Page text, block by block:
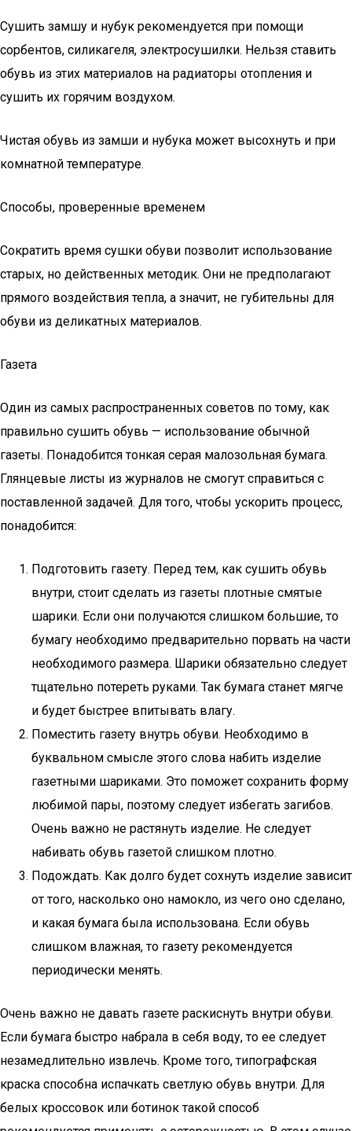
Сушить замшу и нубук рекомендуется при помощи
сорбентов, силикагеля, электросушилки. Нельзя ставить
обувь из этих материалов на радиаторы отопления и
сушить их горячим воздухом.
Чистая обувь из замши и нубука может высохнуть и при
комнатной температуре.
Способы, проверенные временем
Сократить время сушки обуви позволит использование
старых, но действенных методик. Они не предполагают
прямого воздействия тепла, а значит, не губительны для
обуви из деликатных материалов.
Газета
Один из самых распространенных советов по тому, как
правильно сушить обувь — использование обычной
газеты. Понадобится тонкая серая малозольная бумага.
Глянцевые листы из журналов не смогут справиться с
поставленной задачей. Для того, чтобы ускорить процесс,
понадобится:
Подготовить газету. Перед тем, как сушить обувь
внутри, стоит сделать из газеты плотные смятые
шарики. Если они получаются слишком большие, то
бумагу необходимо предварительно порвать на части
необходимого размера. Шарики обязательно следует
тщательно потереть руками. Так бумага станет мягче
и будет быстрее впитывать влагу.
Поместить газету внутрь обуви. Необходимо в
буквальном смысле этого слова набить изделие
газетными шариками. Это поможет сохранить форму
любимой пары, поэтому следует избегать загибов.
Очень важно не растянуть изделие. Не следует
набивать обувь газетой слишком плотно.
Подождать. Как долго будет сохнуть изделие зависит
от того, насколько оно намокло, из чего оно сделано,
и какая бумага была использована. Если обувь
слишком влажная, то газету рекомендуется
периодически менять.
Очень важно не давать газете раскиснуть внутри обуви.
Если бумага быстро набрала в себя воду, то ее следует
незамедлительно извлечь. Кроме того, типографская
краска способна испачкать светлую обувь внутри. Для
белых кроссовок или ботинок такой способ